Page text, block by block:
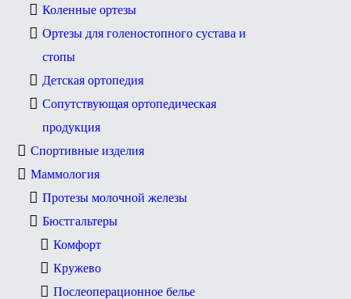
Коленные ортезы
Ортезы для голеностопного сустава и
стопы
Детская ортопедия
Сопутствующая ортопедическая
продукция
Спортивные изделия
Маммология
Протезы молочной железы
Бюстгальтеры
Комфорт
Кружево
Послеоперационное белье